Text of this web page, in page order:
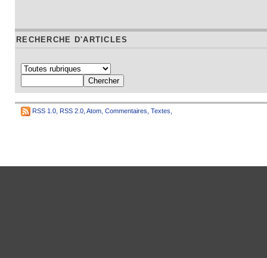
RECHERCHE D'ARTICLES
RSS 1.0 RSS 2.0 Atom Commentaires Textes